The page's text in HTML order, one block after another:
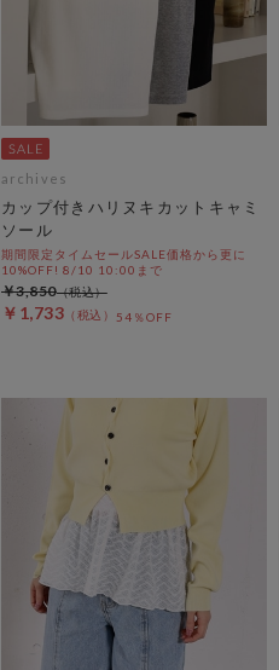
archives
カップ付きハリヌキカットキャミ
ソール
期間限定タイムセールSALE価格から更に
10%OFF! 8/10 10:00まで
￥1,733 54％OFF
￥3,850